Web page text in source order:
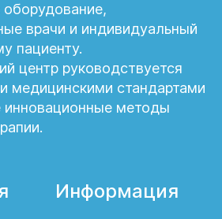
врачи и индивидуальный
пациенту.
центр руководствуется
медицинскими стандартами
инновационные методы
Информация